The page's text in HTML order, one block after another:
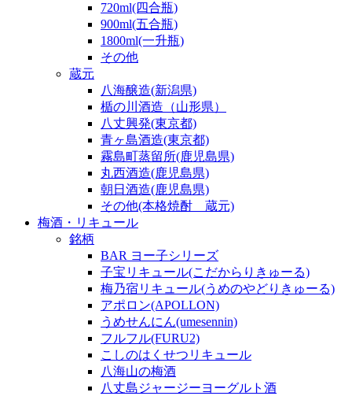
720ml(四合瓶)
900ml(五合瓶)
1800ml(一升瓶)
その他
蔵元
八海醸造(新潟県)
楯の川酒造（山形県）
八丈興発(東京都)
青ヶ島酒造(東京都)
霧島町蒸留所(鹿児島県)
丸西酒造(鹿児島県)
朝日酒造(鹿児島県)
その他(本格焼酎 蔵元)
梅酒・リキュール
銘柄
BAR ヨー子シリーズ
子宝リキュール(こだからりきゅーる)
梅乃宿リキュール(うめのやどりきゅーる)
アポロン(APOLLON)
うめせんにん(umesennin)
フルフル(FURU2)
こしのはくせつリキュール
八海山の梅酒
八丈島ジャージーヨーグルト酒